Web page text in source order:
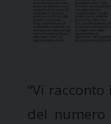
“Vi
del numero